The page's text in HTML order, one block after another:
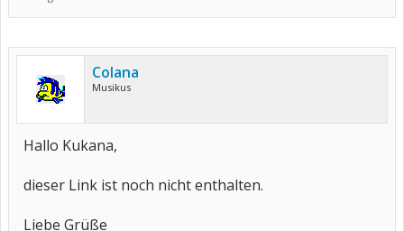
Colana
Musikus
Hallo Kukana,
dieser Link ist noch nicht enthalten.
Liebe Grüße